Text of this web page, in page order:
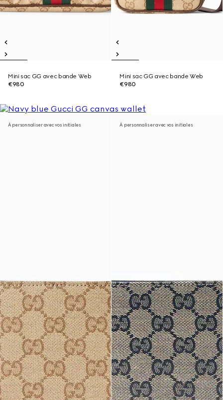
Mini sac GG avec bande Web
€980
Mini sac GG avec bande Web
€980
À personnaliser avec vos initiales À personnaliser avec vos initiales